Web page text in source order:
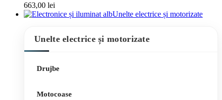
663,00 lei
Unelte electrice și motorizate
Unelte electrice și motorizate
Drujbe
Motocoase